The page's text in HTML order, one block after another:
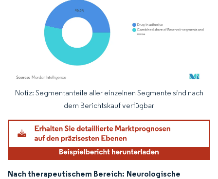
Bild © Mordor Intelligence. Wiederverwendung erfordert Namensnennung
Notiz: Segmentanteile aller einzelnen Segmente sind nach
dem Berichtskauf verfügbar
Nach therapeutischem Bereich: Neurologische